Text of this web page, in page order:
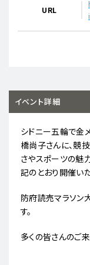
URL
イベント詳細
シドニー五輪で金
橋尚子さんに、競
さやスポーツの魅
記のとおり開催いた
防府読売マラソン
す。
多くの皆さんのご